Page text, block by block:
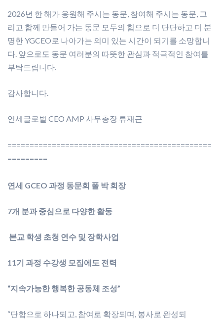
2026년 한 해가 응원해 주시는 동문, 참여해 주시는 동문, 그
리고 함께 만들어 가는 동문 모두의 힘으로 더 단단하고 더 분
명한 YGCEO로 나아가는 의미 있는 시간이 되기를 소망합니
다. 앞으로도 동문 여러분의 따뜻한 관심과 적극적인 참여를
부탁드립니다.
감사합니다.
연세글로벌 CEO AMP 사무총장 류재근
==============================================
=========
연세 GCEO 과정 동문회 폴 박 회장
7개 분과 중심으로 다양한 활동
본교 학생 초청 연수 및 장학사업
11기 과정 수강생 모집에도 전력
“지속가능한 행복한 공동체 조성”
“단합으로 하나되고, 참여로 확장되며, 봉사로 완성되